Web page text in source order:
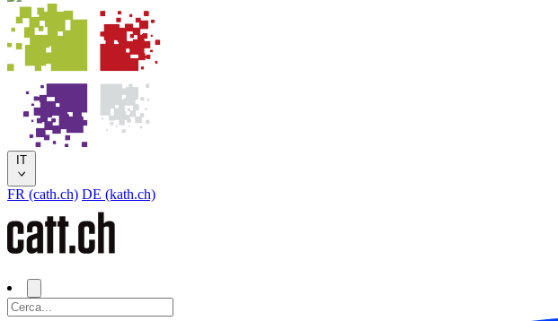
IT
FR (cath.ch) DE (kath.ch)